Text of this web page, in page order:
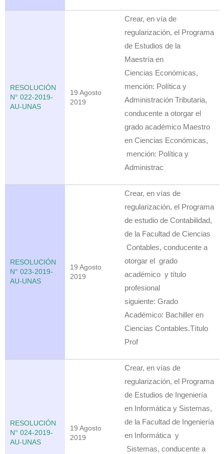
RESOLUCIÓN
N° 022-2019-
AU-UNAS
19 Agosto
2019
Crear, en vía de
regularización, el Programa
de Estudios de la
Maestría en
Ciencias Económicas,
mención: Política y
Administración Tributaria,
conducente a otorgar el
grado académico Maestro
en Ciencias Económicas,
mención: Política y
Administrac
RESOLUCIÓN
N° 023-2019-
AU-UNAS
19 Agosto
2019
Crear, en vías de
regularización, el Programa
de estudio de Contabilidad,
de la Facultad de Ciencias
Contables, conducente a
otorgar el grado
académico y título
profesional
siguiente: Grado
Académico: Bachiller en
Ciencias Contables.Título
Prof
RESOLUCIÓN
N° 024-2019-
AU-UNAS
19 Agosto
2019
Crear, en vías de
regularización, el Programa
de Estudios de Ingeniería
en Informática y Sistemas,
de la Facultad de Ingeniería
en Informática y
Sistemas, conducente a